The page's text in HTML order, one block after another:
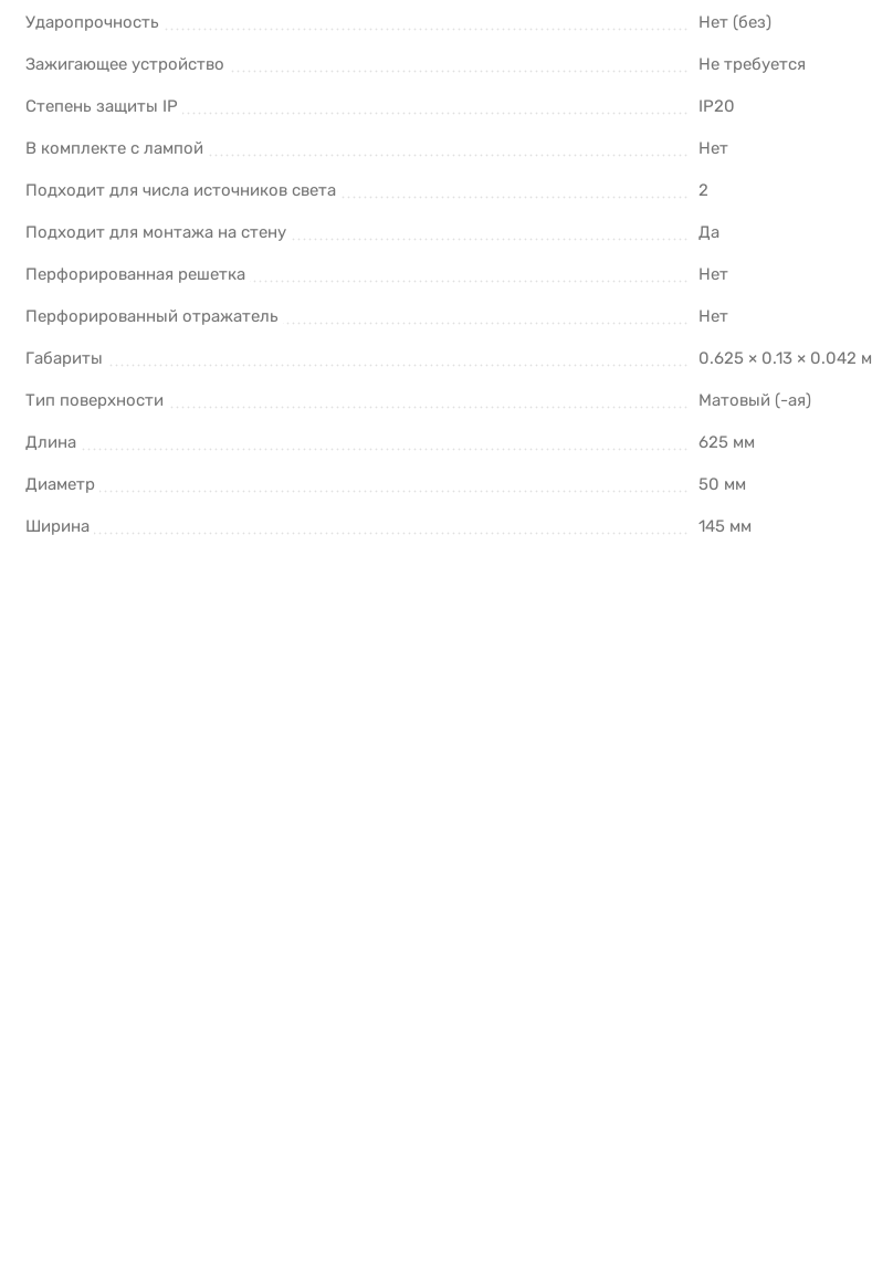
Ударопрочность Нет (без)
Зажигающее устройство Не требуется
Степень защиты IP IP20
В комплекте с лампой Нет
Подходит для числа источников света 2
Подходит для монтажа на стену Да
Перфорированная решетка Нет
Перфорированный отражатель Нет
Габариты 0.625 × 0.13 × 0.042 м
Тип поверхности Матовый (-ая)
Длина 625 мм
Диаметр 50 мм
Ширина 145 мм